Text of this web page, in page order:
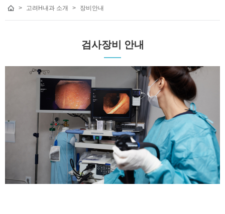
> 고려H내과 소개 > 장비안내
검사장비 안내